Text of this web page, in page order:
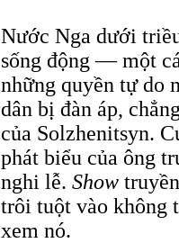
Nước Nga dưới
sống động — một
những quyền tự do
dân bị đàn áp,
của Solzhenitsyn.
phát biểu của ông
nghi lễ. Show
trôi tuột vào không
xem nó.